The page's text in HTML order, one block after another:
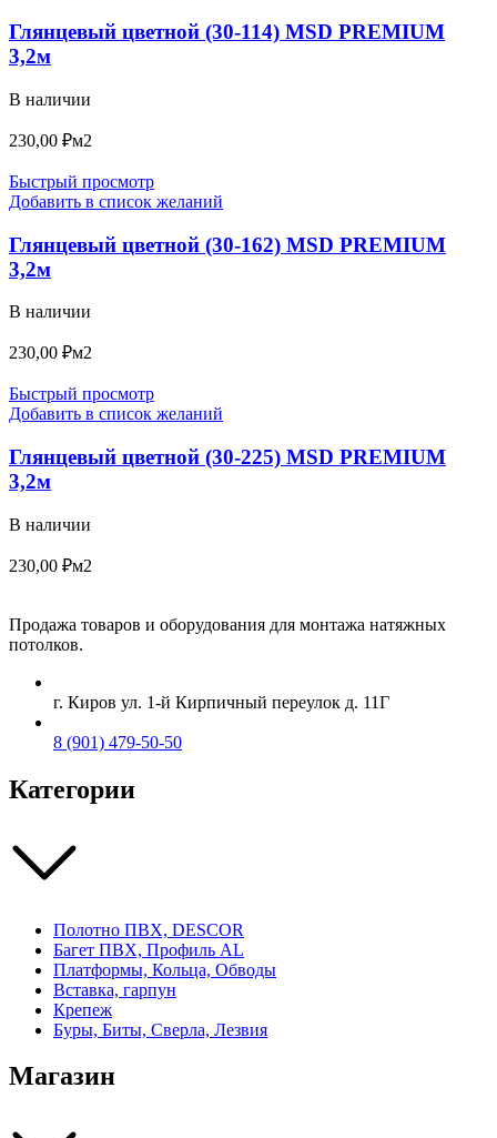
Глянцевый цветной (30-114) MSD PREMIUM
3,2м
В наличии
230,00 ₽м2
Быстрый просмотр
Добавить в список желаний
Глянцевый цветной (30-162) MSD PREMIUM
3,2м
В наличии
230,00 ₽м2
Быстрый просмотр
Добавить в список желаний
Глянцевый цветной (30-225) MSD PREMIUM
3,2м
В наличии
230,00 ₽м2
Продажа товаров и оборудования для монтажа натяжных
потолков.
г. Киров ул. 1-й Кирпичный переулок д. 11Г
8 (901) 479-50-50
Категории
Полотно ПВХ, DESCOR
Багет ПВХ, Профиль AL
Платформы, Кольца, Обводы
Вставка, гарпун
Крепеж
Буры, Биты, Сверла, Лезвия
Магазин